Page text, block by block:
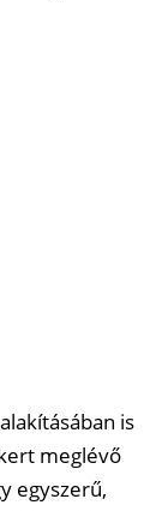
is
meglévő
egyszerű,